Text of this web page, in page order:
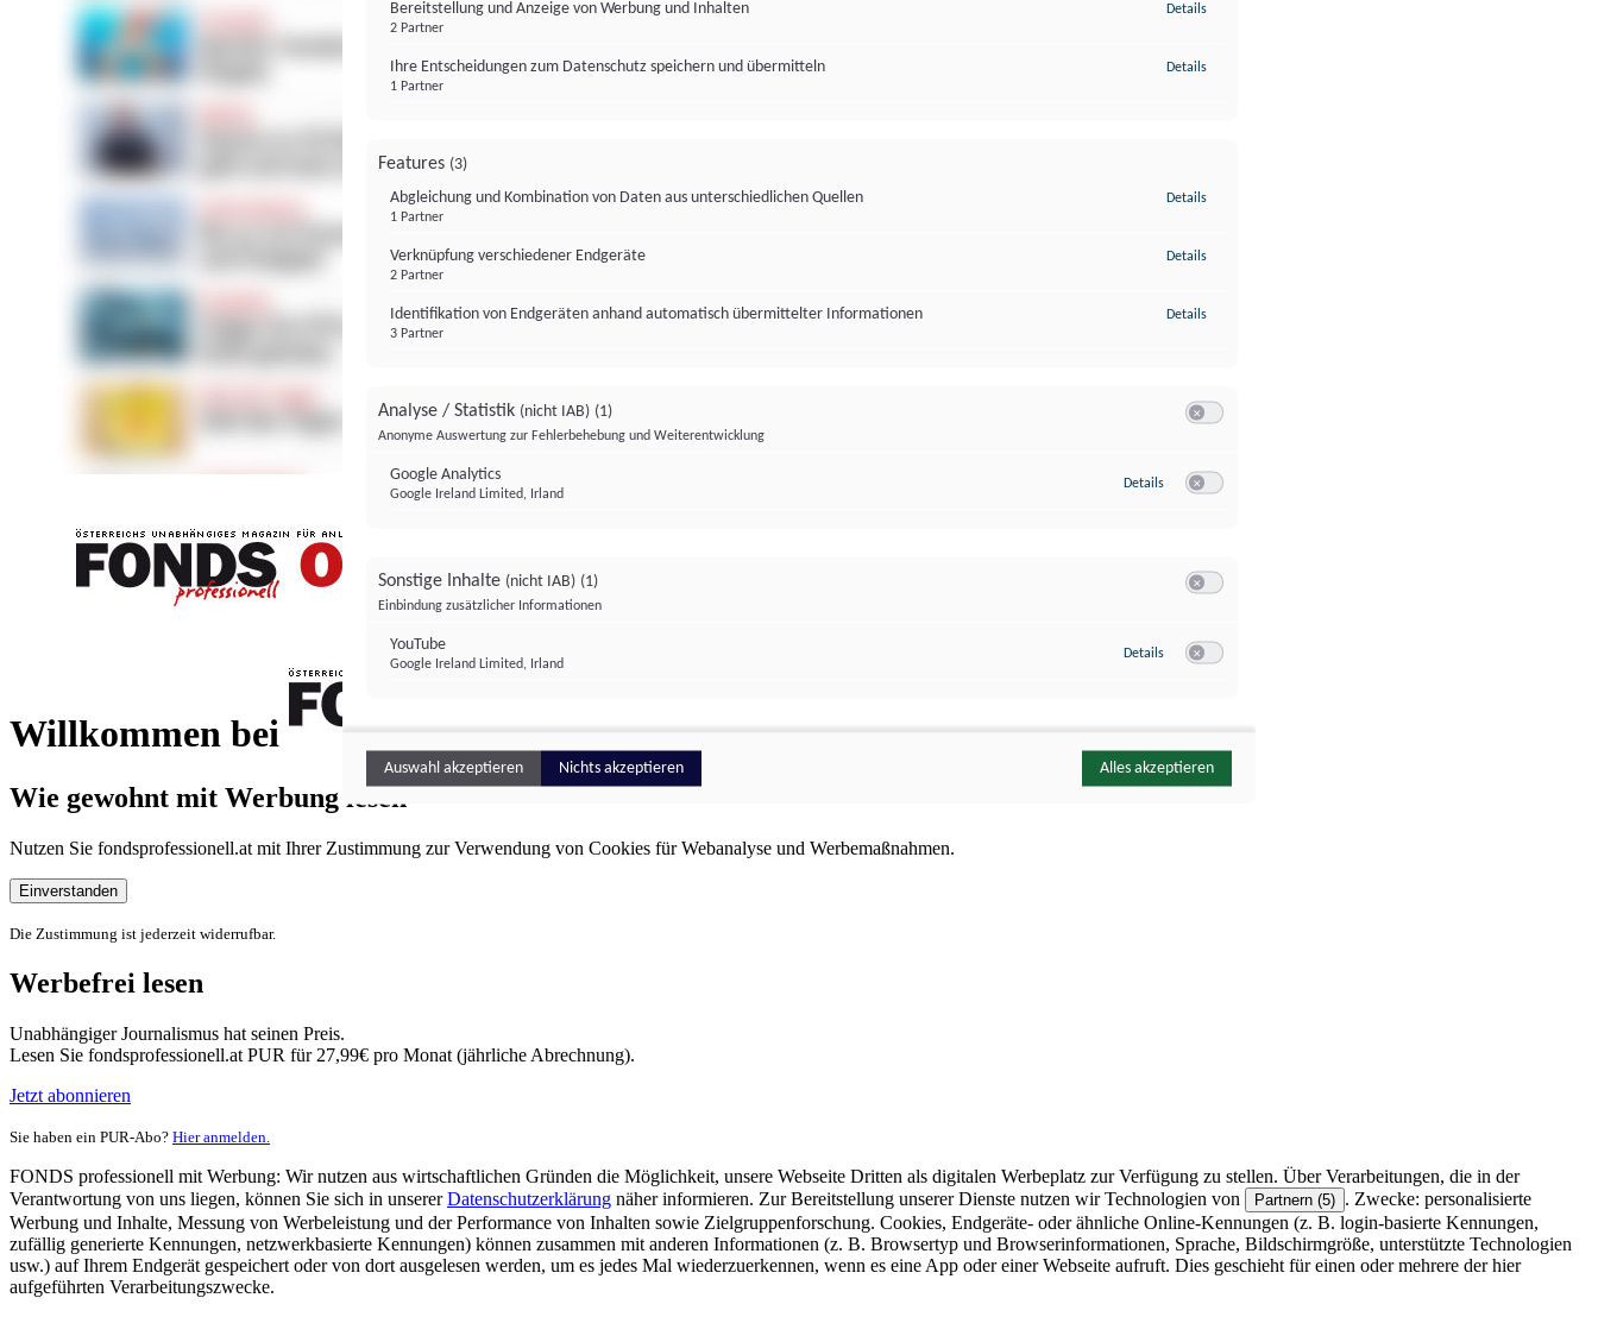
Willkommen bei
FONDS professionell
Wie gewohnt mit Werbung lesen
Nutzen Sie fondsprofessionell.at mit Ihrer Zustimmung zur Verwendung von Cookies für Webanalyse und Werbemaßnahmen.
Einverstanden
Die Zustimmung ist jederzeit widerrufbar.
Werbefrei lesen
Unabhängiger Journalismus hat seinen Preis.
Lesen Sie fondsprofessionell.at PUR für 27,99€ pro Monat (jährliche Abrechnung).
Jetzt abonnieren
Sie haben ein PUR-Abo? Hier anmelden.
FONDS professionell mit Werbung: Wir nutzen aus wirtschaftlichen Gründen die Möglichkeit, unsere Webseite Dritten als digitalen Werbeplatz zur Verfügung zu stellen. Über Verarbeitungen, die in der
Verantwortung von uns liegen, können Sie sich in unsererDatenschutzerklärung näher informieren. Zur Bereitstellung unserer Dienste nutzen wir Technologien von Partnern (5) . Zwecke: personalisierte
Werbung und Inhalte, Messung von Werbeleistung und der Performance von Inhalten sowie Zielgruppenforschung. Cookies, Endgeräte- oder ähnliche Online-Kennungen (z. B. login-basierte Kennungen,
zufällig generierte Kennungen, netzwerkbasierte Kennungen) können zusammen mit anderen Informationen (z. B. Browsertyp und Browserinformationen, Sprache, Bildschirmgröße, unterstützte Technologien
usw.) auf Ihrem Endgerät gespeichert oder von dort ausgelesen werden, um es jedes Mal wiederzuerkennen, wenn es eine App oder einer Webseite aufruft. Dies geschieht für einen oder mehrere der hier
aufgeführten Verarbeitungszwecke.
Bereitstellung und Anzeige von Werbung und Inhalten
2 Partner
Details
Ihre Entscheidungen zum Datenschutz speichern und übermitteln
1 Partner
Details
Features (3)
Abgleichung und Kombination von Daten aus unterschiedlichen Quellen
1 Partner
Details
Verknüpfung verschiedener Endgeräte
2 Partner
Details
Identifikation von Endgeräten anhand automatisch übermittelter Informationen
3 Partner
Details
Analyse / Statistik (nicht IAB) (1)
Anonyme Auswertung zur Fehlerbehebung und Weiterentwicklung
Google Analytics
Google Ireland Limited, Irland
Details zu Google Analytics
Sonstige Inhalte (nicht IAB) (1)
Einbindung zusätzlicher Informationen
YouTube
Google Ireland Limited, Irland
Details zu YouTube
Auswahl akzeptieren Nichts akzeptieren Alles akzeptieren